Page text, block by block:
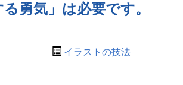
る勇気」は必要です。
イラストの技法